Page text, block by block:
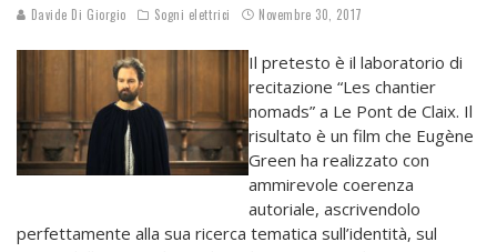
Davide Di Giorgio Sogni elettrici Novembre 30, 2017
Il pretesto è il laboratorio di
recitazione “Les chantier
nomads” a Le Pont de Claix. Il
risultato è un film che Eugène
Green ha realizzato con
ammirevole coerenza
autoriale, ascrivendolo
perfettamente alla sua ricerca tematica sull’identità, sul